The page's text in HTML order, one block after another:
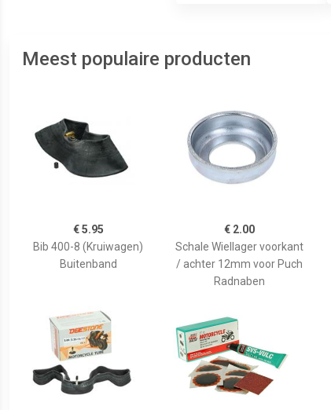
Meest populaire producten
€ 5.95
Bib 400-8 (Kruiwagen)
Buitenband
€ 2.00
Schale Wiellager voorkant
/ achter 12mm voor Puch
Radnaben